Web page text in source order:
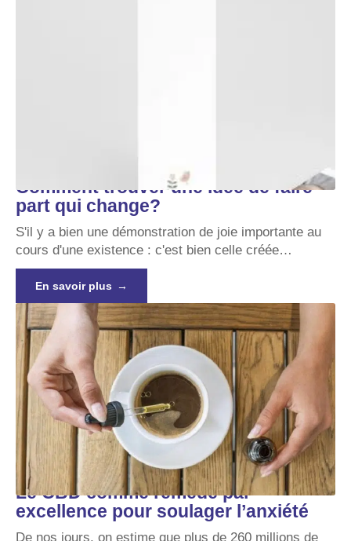
Comment trouver une idée de faire
part qui change?
S'il y a bien une démonstration de joie importante au
cours d'une existence : c'est bien celle créée…
En savoir plus
Le CBD comme remède par
excellence pour soulager l’anxiété
De nos jours, on estime que plus de 260 millions de